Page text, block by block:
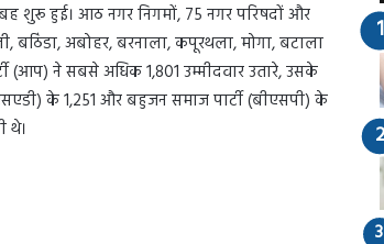
शुरू हुई। आठ नगर निगमों, 75 नगर परिषदों और
अबोहर, बरनाला, कपूरथला, मोगा, बटाला
(आप) ने सबसे अधिक 1,801 उम्मीदवार उतारे, उसके
के 1,251 और बहुजन समाज पार्टी (बीएसपी) के
थे।